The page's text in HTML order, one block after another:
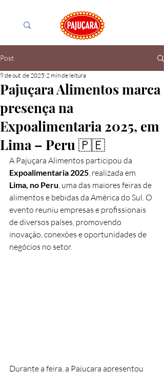
Post
Pajuçara Alimentos marca
presença na
Expoalimentaria 2025, em
Lima – Peru 🇵🇪
9 de out. de 2025 2 min de leitura
A Pajuçara Alimentos participou da
Expoalimentaria 2025, realizada em
Lima, no Peru, uma das maiores feiras de
alimentos e bebidas da América do Sul. O
evento reuniu empresas e profissionais
de diversos países, promovendo
inovação, conexões e oportunidades de
negócios no setor.
Durante a feira, a Pajuçara apresentou